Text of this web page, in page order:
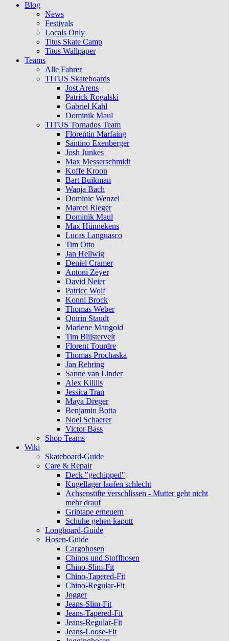
Blog
News
Festivals
Locals Only
Titus Skate Camp
Titus Wallpaper
Teams
Alle Fahrer
TITUS Skateboards
Jost Arens
Patrick Rogalski
Gabriel Kahl
Dominik Maul
TITUS Tornados Team
Florentin Marfaing
Santino Exenberger
Josh Junkes
Max Messerschmidt
Koffe Kroon
Bart Buikman
Wanja Bach
Dominic Wenzel
Marcel Rieger
Dominik Maul
Max Hünnekens
Lucas Languasco
Tim Otto
Jan Hellwig
Deniel Cramer
Antoni Zeyer
David Neier
Patricc Wolf
Konni Brock
Thomas Weber
Quirin Staudt
Marlene Mangold
Tim Blijstervelt
Florent Tourdre
Thomas Prochaska
Jan Rehring
Sanne van Linder
Alex Kililis
Jessica Tran
Maya Dreger
Benjamin Botta
Noel Schaerer
Victor Bass
Shop Teams
Wiki
Skateboard-Guide
Care & Repair
Deck "gechipped"
Kugellager laufen schlecht
Achsenstifte verschlissen - Mutter geht nicht
mehr drauf
Griptape erneuern
Schuhe gehen kaputt
Longboard-Guide
Hosen-Guide
Cargohosen
Chinos und Stoffhosen
Chino-Slim-Fit
Chino-Tapered-Fit
Chino-Regular-Fit
Jogger
Jeans-Slim-Fit
Jeans-Tapered-Fit
Jeans-Regular-Fit
Jeans-Loose-Fit